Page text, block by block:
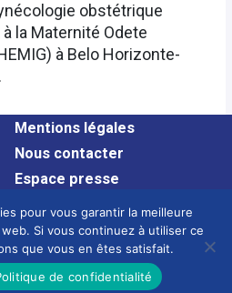
obstétrique
la Maternité Odete
à Belo Horizonte-
Mentions légales
Nous contacter
Espace presse
Confidentialité
Glossaire
avec le Référentiel Général
pour vous garantir la meilleure
Si vous continuez à utiliser ce
que vous en êtes satisfait.
de confidentialité